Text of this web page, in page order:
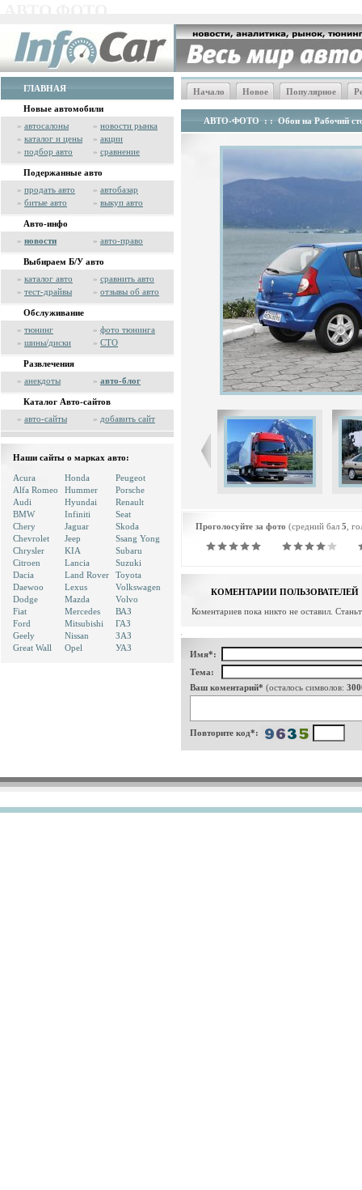
ГЛАВНАЯ
Новые автомобили
» автосалоны » новости рынка
» каталог и цены » акции
» подбор авто » сравнение
Подержанные авто
» продать авто » автобазар
» битые авто » выкуп авто
Авто-инфо
» новости » авто-право
Выбираем Б/У авто
» каталог авто » сравнить авто
» тест-драйвы » отзывы об авто
Обслуживание
» тюнинг » фото тюнинга
» шины/диски » СТО
Развлечения
» анекдоты » авто-блог
Каталог Авто-сайтов
» авто-сайты » добавить сайт
Наши сайты о марках авто:
Acura
Alfa Romeo
Audi
BMW
Chery
Chevrolet
Chrysler
Citroen
Dacia
Daewoo
Dodge
Fiat
Ford
Geely
Great Wall
Honda
Hummer
Hyundai
Infiniti
Jaguar
Jeep
KIA
Lancia
Land Rover
Lexus
Mazda
Mercedes
Mitsubishi
Nissan
Opel
Peugeot
Porsche
Renault
Seat
Skoda
Ssang Yong
Subaru
Suzuki
Toyota
Volkswagen
Volvo
ВАЗ
ГАЗ
ЗАЗ
УАЗ
Начало Новое Популярное
АВТО-ФОТО : : Обои на Рабочий
Проголосуйте за фото (средний бал 5 ,
КОМЕНТАРИИ ПОЛЬЗОВАТЕЛЕЙ
Коментариев пока никто не оставил.
Имя*:
Тема:
Ваш коментарий* (осталось символов:
Повторите код*: